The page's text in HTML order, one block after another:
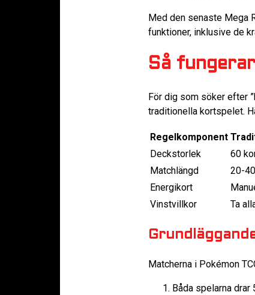
Med den senaste Mega
funktioner, inklusive de
Så
För dig som söker efter
traditionella kortspelet.
Regelkomponent
Deckstorlek
60
Matchlängd
20-
Energikort
Vinstvillkor
Ta
Matcherna i Pokémon
Båda spelarna